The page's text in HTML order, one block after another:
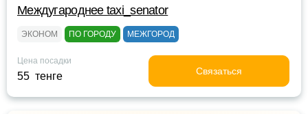
Междугароднее taxi_senator
ЭКОНОМ ПО ГОРОДУ МЕЖГОРОД
Цена посадки
55 тенге Связаться